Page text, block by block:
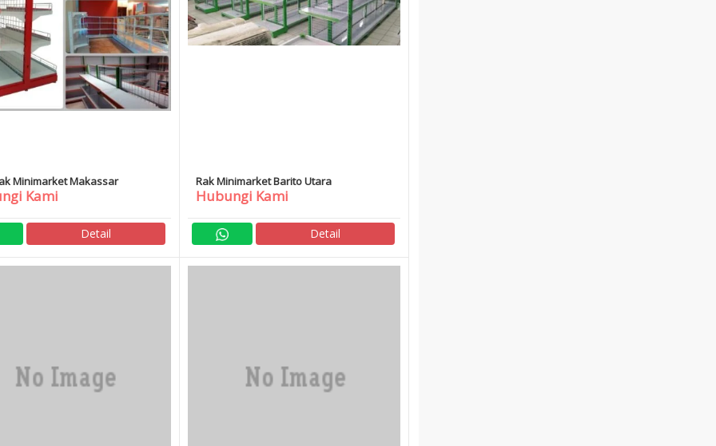
Minimarket Makassar
Kami
Detail
Rak Minimarket Barito Utara
Hubungi Kami
Detail